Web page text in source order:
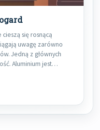
się rosnącą
uwagę zarówno
Jedną z głównych
Aluminium jest